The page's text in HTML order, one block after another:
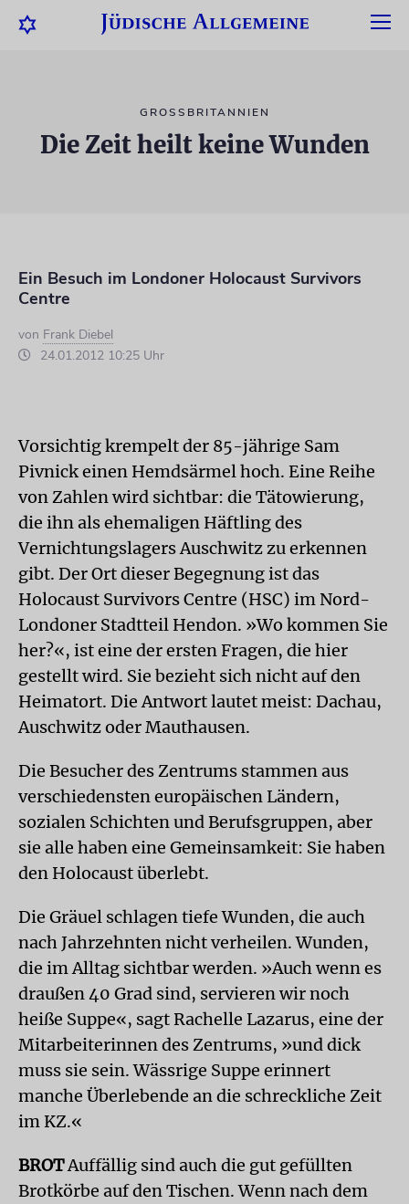
GROSSBRITANNIEN
Die Zeit heilt keine Wunden
Ein Besuch im Londoner Holocaust Survivors
Centre
von Frank Diebel
24.01.2012 10:25 Uhr
Vorsichtig krempelt der 85-jährige Sam
Pivnick einen Hemdsärmel hoch. Eine Reihe
von Zahlen wird sichtbar: die Tätowierung,
die ihn als ehemaligen Häftling des
Vernichtungslagers Auschwitz zu erkennen
gibt. Der Ort dieser Begegnung ist das
Holocaust Survivors Centre (HSC) im Nord-
Londoner Stadtteil Hendon. »Wo kommen Sie
her?«, ist eine der ersten Fragen, die hier
gestellt wird. Sie bezieht sich nicht auf den
Heimatort. Die Antwort lautet meist: Dachau,
Auschwitz oder Mauthausen.
Die Besucher des Zentrums stammen aus
verschiedensten europäischen Ländern,
sozialen Schichten und Berufsgruppen, aber
sie alle haben eine Gemeinsamkeit: Sie haben
den Holocaust überlebt.
Die Gräuel schlagen tiefe Wunden, die auch
nach Jahrzehnten nicht verheilen. Wunden,
die im Alltag sichtbar werden. »Auch wenn es
draußen 40 Grad sind, servieren wir noch
heiße Suppe«, sagt Rachelle Lazarus, eine der
Mitarbeiterinnen des Zentrums, »und dick
muss sie sein. Wässrige Suppe erinnert
manche Überlebende an die schreckliche Zeit
im KZ.«
BROTAuffällig sind auch die gut gefüllten
Brotkörbe auf den Tischen. Wenn nach dem